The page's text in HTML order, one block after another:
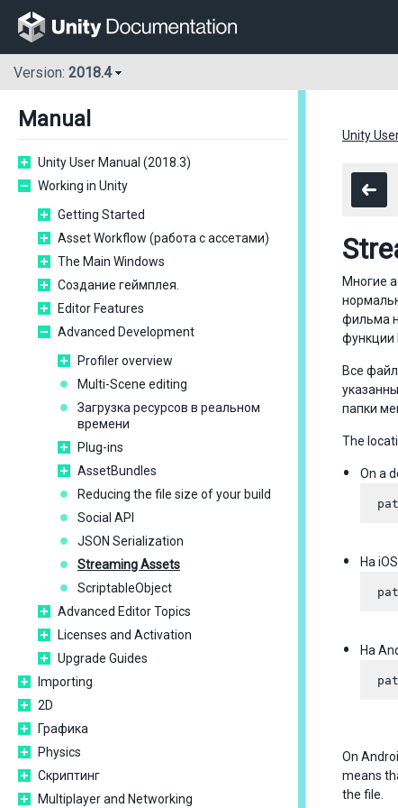
Version: 2018.4
Manual
Unity User Manual (2018.3)
Working in Unity
Getting Started
Asset Workflow (работа с ассетами)
The Main Windows
Создание геймплея.
Editor Features
Advanced Development
Profiler overview
Multi-Scene editing
Загрузка ресурсов в реальном
времени
Plug-ins
AssetBundles
Reducing the file size of your build
Social API
JSON Serialization
Streaming Assets
ScriptableObject
Advanced Editor Topics
Licenses and Activation
Upgrade Guides
Importing
2D
Графика
Physics
Скриптинг
Multiplayer and Networking
Unity
Многие
фильма
функции
Все
папки
The
On a
На
На
On
means
the file.